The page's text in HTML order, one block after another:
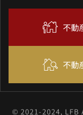
不動
不動
© 2021-2024, LFB